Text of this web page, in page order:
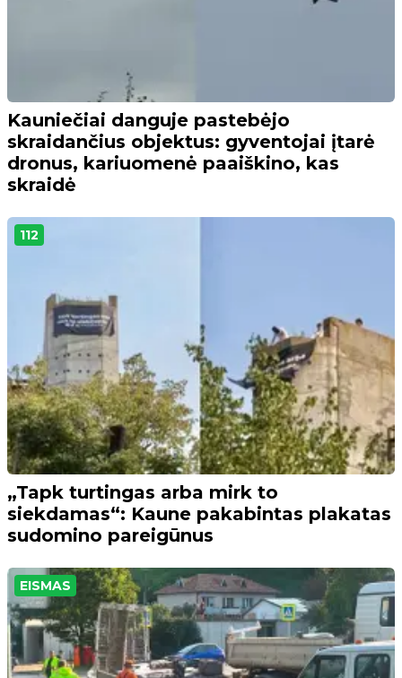
Kauniečiai danguje pastebėjo
skraidančius objektus: gyventojai įtarė
dronus, kariuomenė paaiškino, kas
skraidė
112
„Tapk turtingas arba mirk to
siekdamas“: Kaune pakabintas plakatas
sudomino pareigūnus
EISMAS